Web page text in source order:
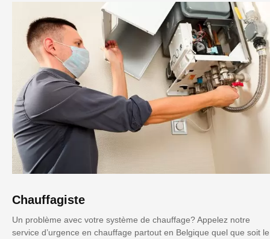
Chauffagiste
Un problème avec votre système de chauffage? Appelez notre
service d’urgence en chauffage partout en Belgique quel que soit le